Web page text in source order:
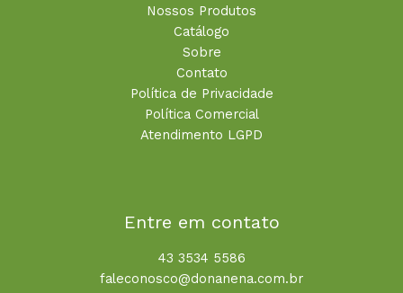
Nossos Produtos
Catálogo
Sobre
Contato
Política de Privacidade
Política Comercial
Atendimento LGPD
Entre em contato
43 3534 5586
faleconosco@donanena.com.br